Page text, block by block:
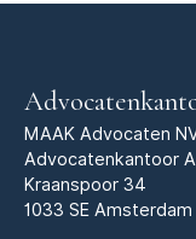
MAAK Advocaten
Advocatenkantoor
Kraanspoor 34
1033 SE Amsterdam